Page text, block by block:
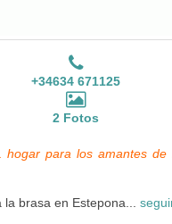
+34634 671125
2 Fotos
hogar para los amantes
brasa en Estepona...